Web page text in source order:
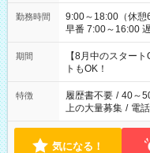
勤務時間
9:00～18:00（休憩60分） ■ご希望があれば下
早番 7:00～16:00 遅
と休みを合わせた
「できれば残業は
ね。 ※Wワーク希望の方へ 今ご覧のお仕事で希望する勤務時間
と、もう1つのお
合は応募できませ
期間
【8月中のスター
トもOK！
特徴 履歴書不要 / 40～
上の大量募集 / 電
気になる！